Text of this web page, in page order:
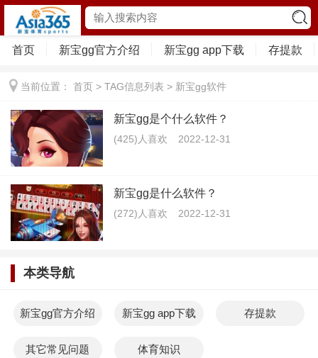
首页 新宝gg官方介绍 新宝gg app下载 存提款
当前位置： 首页 > TAG信息列表 > 新宝gg软件
新宝gg是个什么软件？
(425)人喜欢 2022-12-31
新宝gg是什么软件？
(272)人喜欢 2022-12-31
本类导航
新宝gg官方介绍 新宝gg app下载 存提款
其它常见问题 体育知识